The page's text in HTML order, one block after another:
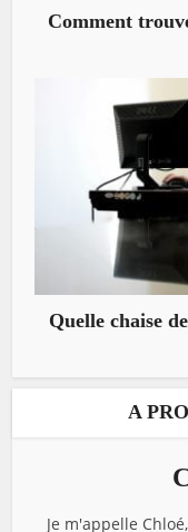
Comment
Quelle chaise
A
Je m'appelle